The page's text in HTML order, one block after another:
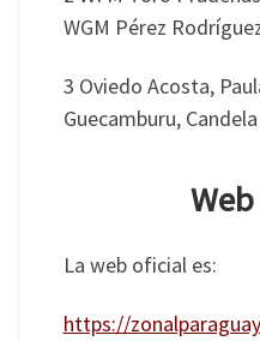
WGM Pérez
3 Oviedo Acosta,
Guecamburu,
La web oficial es:
https://